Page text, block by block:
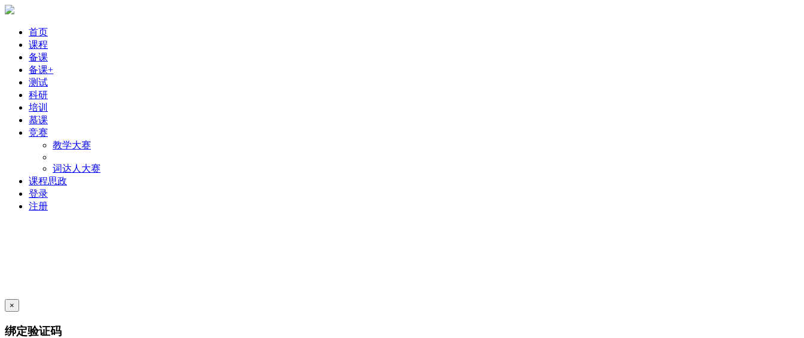
首页
课程
备课
备课+
测试
科研
培训
慕课
竞赛
教学大赛
词达人大赛
课程思政
登录
注册
×
绑定验证码